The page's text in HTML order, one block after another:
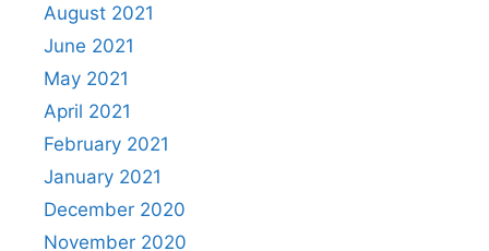
August 2021
June 2021
May 2021
April 2021
February 2021
January 2021
December 2020
November 2020